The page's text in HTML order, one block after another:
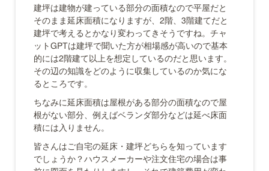
建坪は建物が建っている部分の面積なので平屋だと
そのまま延床面積になりますが、2階、3階建てだと
建坪で考えるとかなり変わってきそうですね。チャ
ットGPTは建坪で聞いた方が相場感が高いので基本
的には2階建て以上を想定しているのだと思います。
その辺の知識をどのように収集しているのか気にな
るところです。
ちなみに延床面積は屋根がある部分の面積なので屋
根がない部分、例えばベランダ部分などは延べ床面
積には入りません。
皆さんはご自宅の延床・建坪どちらを知っています
でしょうか？ハウスメーカーや注文住宅の場合は事